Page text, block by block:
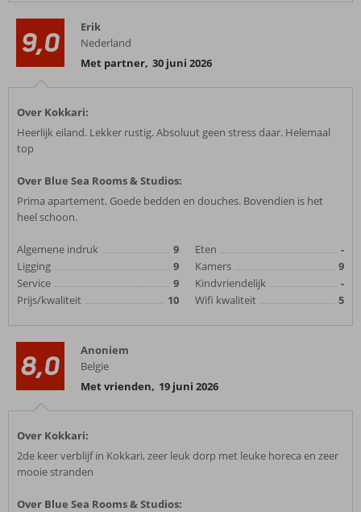
9,0
Erik
Nederland
Met partner, 30 juni 2026
Over Kokkari:
Heerlijk eiland. Lekker rustig. Absoluut geen stress daar. Helemaal
top
Over Blue Sea Rooms & Studios:
Prima apartement. Goede bedden en douches. Bovendien is het
heel schoon.
Algemene indruk
9
Ligging
9
Service
9
Prijs/kwaliteit
10
Eten
-
Kamers
9
Kindvriendelijk
-
Wifi kwaliteit
5
8,0
Anoniem
Belgie
Met vrienden, 19 juni 2026
Over Kokkari:
2de keer verblijf in Kokkari, zeer leuk dorp met leuke horeca en zeer
mooie stranden
Over Blue Sea Rooms & Studios: